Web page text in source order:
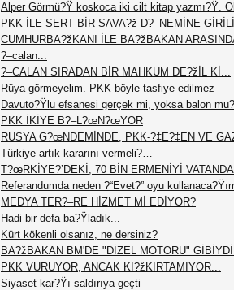
Alper Görmü?Ÿ koskoca iki cilt kitap yazmı?Ÿ.
PKK İLE SERT BİR SAVA?ž D?–NEMİNE
CUMHURBA?žKANI İLE BA?žBAKAN
?–calan...
?–CALAN SIRADAN BİR MAHKUM DE?žİL Kİ...
Rüya görmeyelim. PKK böyle tasfiye edilmez
Davuto?Ÿlu efsanesi gerçek mi, yoksa balon mu?
PKK İKİYE B?–L?œN?œYOR
RUSYA G?œNDEMİNDE, PKK-?‡E?‡EN VE
Türkiye artık kararını vermeli?…
T?œRKİYE?’DEKİ, 70 BİN ERMENİYİ
Referandumda neden ?“Evet?” oyu
MEDYA TER?–RE HİZMET Mİ EDİYOR?
Hadi bir defa ba?Ÿladık...
Kürt kökenli olsanız, ne dersiniz?
BA?žBAKAN BM'DE "DİZEL MOTORU"
PKK VURUYOR, ANCAK KI?žKIRTAMIYOR...
Siyaset kar?Ÿı saldırıya geçti